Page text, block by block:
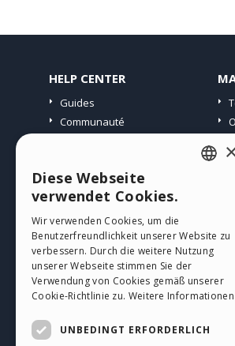
HELP CENTER
Guides
Communauté
PROFIL
Mes Messages
Mes Licences
Télécharger
Espace Web
GERMAN
SPANISH
PORTUGUESE
Diese Webseite
verwendet Cookies.
Wir verwenden Cookies, um die
Benutzerfreundlichkeit unserer Website zu
verbessern. Durch die weitere Nutzung
unserer Webseite stimmen Sie der
Verwendung von Cookies gemäß unserer
Cookie-Richtlinie zu. Weitere Informationen
UNBEDINGT ERFORDERLICH